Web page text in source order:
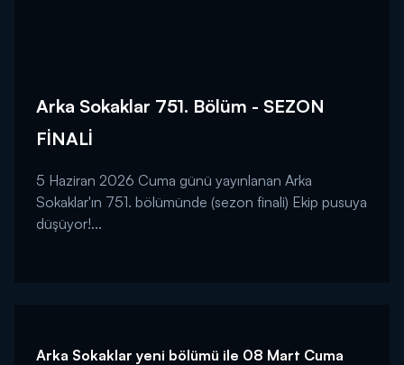
Arka Sokaklar 751. Bölüm - SEZON
FİNALİ
5 Haziran 2026 Cuma günü yayınlanan Arka
Sokaklar'ın 751. bölümünde (sezon finali) Ekip pusuya
düşüyor!...
Arka Sokaklar yeni bölümü ile 08 Mart Cuma